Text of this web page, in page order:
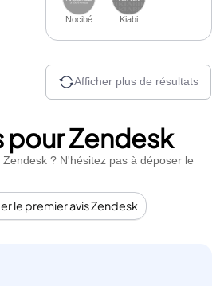
Nocibé Kiabi
Afficher plus de résultats
pour Zendesk
? N'hésitez pas à déposer le
le premier avis Zendesk